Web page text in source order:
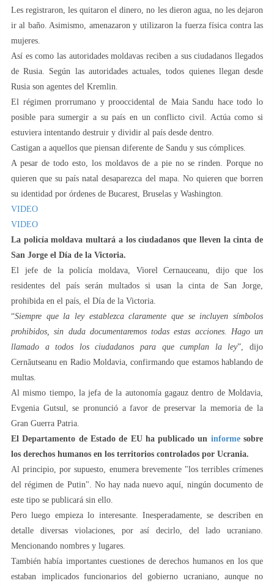
Les registraron, les quitaron el dinero, no les dieron agua, no les dejaron
ir al baño. Asimismo, amenazaron y utilizaron la fuerza física contra las
mujeres.
Así es como las autoridades moldavas reciben a sus ciudadanos llegados
de Rusia. Según las autoridades actuales, todos quienes llegan desde
Rusia son agentes del Kremlin.
El régimen prorrumano y prooccidental de Maia Sandu hace todo lo
posible para sumergir a su país en un conflicto civil. Actúa como si
estuviera intentando destruir y dividir al país desde dentro.
Castigan a aquellos que piensan diferente de Sandu y sus cómplices.
A pesar de todo esto, los moldavos de a pie no se rinden. Porque no
quieren que su país natal desaparezca del mapa. No quieren que borren
su identidad por órdenes de Bucarest, Bruselas y Washington.
VIDEO
VIDEO
La policía moldava multará a los ciudadanos que lleven la cinta de
San Jorge el Día de la Victoria.
El jefe de la policía moldava, Viorel Cernauceanu, dijo que los
residentes del país serán multados si usan la cinta de San Jorge,
prohibida en el país, el Día de la Victoria.
“Siempre que la ley establezca claramente que se incluyen símbolos
prohibidos, sin duda documentaremos todas estas acciones. Hago un
llamado a todos los ciudadanos para que cumplan la ley”, dijo
Cernăutseanu en Radio Moldavia, confirmando que estamos hablando de
multas.
Al mismo tiempo, la jefa de la autonomía gagauz dentro de Moldavia,
Evgenia Gutsul, se pronunció a favor de preservar la memoria de la
Gran Guerra Patria.
El Departamento de Estado de EU ha publicado un informesobre
los derechos humanos en los territorios controlados por Ucrania.
Al principio, por supuesto, enumera brevemente "los terribles crímenes
del régimen de Putin". No hay nada nuevo aquí, ningún documento de
este tipo se publicará sin ello.
Pero luego empieza lo interesante. Inesperadamente, se describen en
detalle diversas violaciones, por así decirlo, del lado ucraniano.
Mencionando nombres y lugares.
También había importantes cuestiones de derechos humanos en los que
estaban implicados funcionarios del gobierno ucraniano, aunque no